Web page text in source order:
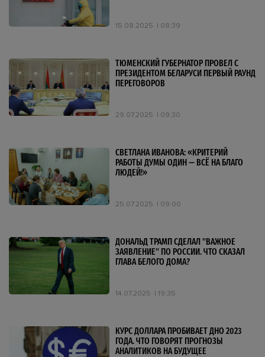
15.08.2025 08:39
ТЮМЕНСКИЙ ГУБЕРНАТОР ПРОВЕЛ С
ПРЕЗИДЕНТОМ БЕЛАРУСИ ПЕРВЫЙ РАУНД
ПЕРЕГОВОРОВ
29.07.2025 09:30
СВЕТЛАНА ИВАНОВА: «КРИТЕРИЙ
РАБОТЫ ДУМЫ ОДИН — ВСЁ НА БЛАГО
ЛЮДЕЙ!»
25.07.2025 09:00
ДОНАЛЬД ТРАМП СДЕЛАЛ "ВАЖНОЕ
ЗАЯВЛЕНИЕ" ПО РОССИИ. ЧТО СКАЗАЛ
ГЛАВА БЕЛОГО ДОМА?
14.07.2025 19:35
КУРС ДОЛЛАРА ПРОБИВАЕТ ДНО 2023
ГОДА. ЧТО ГОВОРЯТ ПРОГНОЗЫ
АНАЛИТИКОВ НА БУДУЩЕЕ